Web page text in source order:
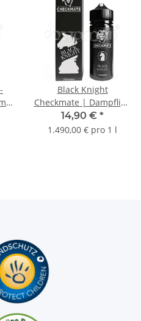
Black Knight
Checkmate | Dampflion
| Longfill Aroma | 10ml
14,90 € *
1.490,00 € pro 1 l